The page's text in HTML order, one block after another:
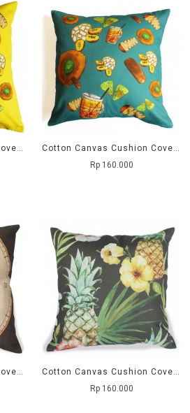
Cotton Canvas Cushion Cover Kue Nusantara 02 (kuning)
Cotton Canvas Cushion Cover Kue Nusantara 01(abu-abu)
Rp 160.000
Cotton Canvas Cushion Cover Jam atau Bless The Lord
Cotton Canvas Cushion Cover Nanas (Pineapple)
Rp 160.000